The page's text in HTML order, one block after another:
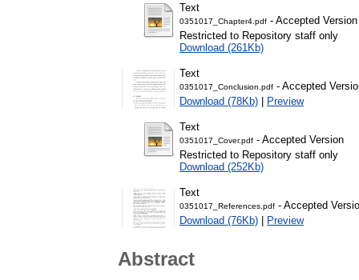
Text
0351017_Chapter4.pdf - Accepted Version
Restricted to Repository staff only
Download (261Kb)
Text
0351017_Conclusion.pdf - Accepted
Download (78Kb) | Preview
Text
0351017_Cover.pdf - Accepted Version
Restricted to Repository staff only
Download (252Kb)
Text
0351017_References.pdf - Accepted
Download (76Kb) | Preview
Abstract